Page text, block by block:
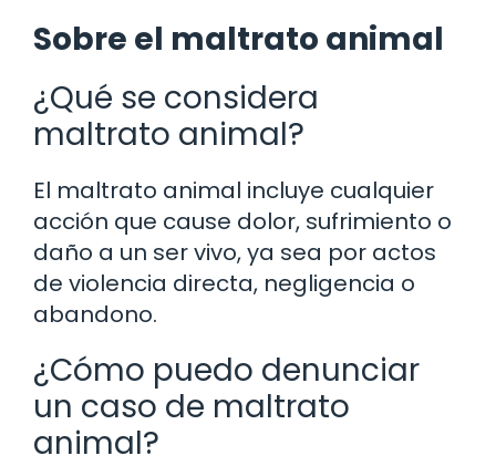
Sobre el maltrato animal
¿Qué se considera
maltrato animal?
El maltrato animal incluye cualquier
acción que cause dolor, sufrimiento o
daño a un ser vivo, ya sea por actos
de violencia directa, negligencia o
abandono.
¿Cómo puedo denunciar
un caso de maltrato
animal?